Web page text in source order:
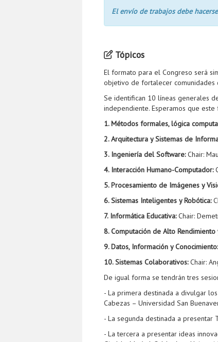
El envío de trabajos debe
Tópicos
El formato para el Congreso será
objetivo de fortalecer comunidades
Se identifican 10 líneas generales
independiente. Esperamos que
1. Métodos formales, lógica
2. Arquitectura y Sistemas de
3. Ingeniería del Software:Chair:
4. Interacción Humano-Computador:
5. Procesamiento de Imágenes y
6. Sistemas Inteligentes y Robótica:
7. Informática Educativa:Chair:
8. Computación de Alto Rendimiento
9. Datos, Información y
10. Sistemas Colaborativos:Chair:
De igual forma se tendrán tres
- La primera destinada a divulgar
Cabezas – Universidad San
- La segunda destinada a presentar
- La tercera a presentar ideas